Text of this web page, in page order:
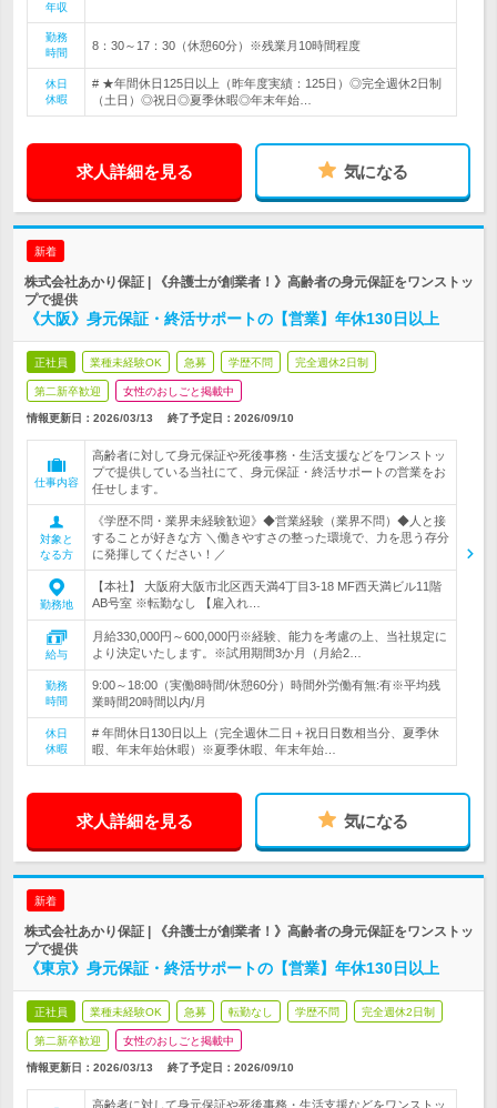
年収
勤務
時間
8：30～17：30（休憩60分）※残業月10時間程度
休日
休暇
# ★年間休日125日以上（昨年度実績：125日）◎完全週休2日制
（土日）◎祝日◎夏季休暇◎年末年始…
求人詳細を見る 気になる
新着
株式会社あかり保証 | 《弁護士が創業者！》高齢者の身元保証をワンストッ
プで提供
《大阪》身元保証・終活サポートの【営業】年休130日以上
正社員 業種未経験OK 急募 学歴不問 完全週休2日制
第二新卒歓迎 女性のおしごと掲載中
情報更新日：2026/03/13 終了予定日： 2026/09/10
仕事内容
高齢者に対して身元保証や死後事務・生活支援などをワンストッ
プで提供している当社にて、身元保証・終活サポートの営業をお
任せします。
対象と
なる方
《学歴不問・業界未経験歓迎》◆営業経験（業界不問）◆人と接
することが好きな方 ＼働きやすさの整った環境で、力を思う存分
に発揮してください！／
勤務地
【本社】 大阪府大阪市北区西天満4丁目3-18 MF西天満ビル11階
AB号室 ※転勤なし 【雇入れ…
給与
月給330,000円～600,000円※経験、能力を考慮の上、当社規定に
より決定いたします。※試用期間3か月（月給2…
勤務
時間
9:00～18:00（実働8時間/休憩60分）時間外労働有無:有※平均残
業時間20時間以内/月
休日
休暇
# 年間休日130日以上（完全週休二日＋祝日日数相当分、夏季休
暇、年末年始休暇）※夏季休暇、年末年始…
求人詳細を見る 気になる
新着
株式会社あかり保証 | 《弁護士が創業者！》高齢者の身元保証をワンストッ
プで提供
《東京》身元保証・終活サポートの【営業】年休130日以上
正社員 業種未経験OK 急募 転勤なし 学歴不問 完全週休2日制
第二新卒歓迎 女性のおしごと掲載中
情報更新日：2026/03/13 終了予定日： 2026/09/10
高齢者に対して身元保証や死後事務・生活支援などをワンストッ